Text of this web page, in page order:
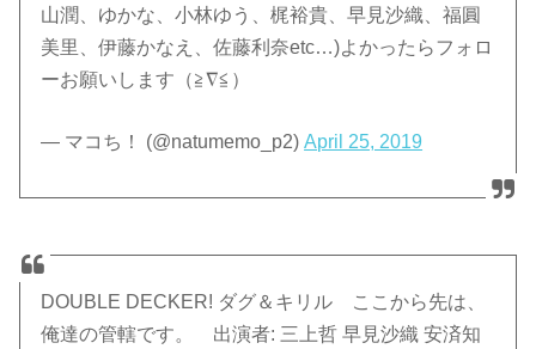
山潤、ゆかな、小林ゆう、梶裕貴、早見沙織、福圓
美里、伊藤かなえ、佐藤利奈etc…)よかったらフォロ
ーお願いします（≧∇≦）
— マコち！ (@natumemo_p2)April 25, 2019
DOUBLE DECKER! ダグ＆キリル ここから先は、
俺達の管轄です。 出演者: 三上哲 早見沙織 安済知